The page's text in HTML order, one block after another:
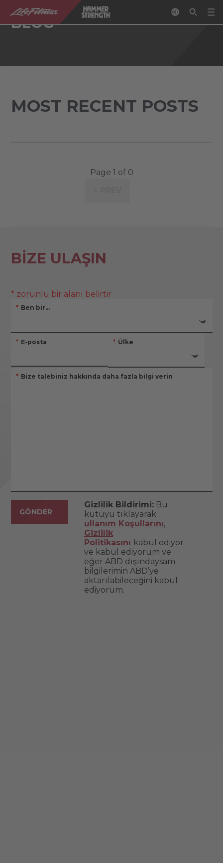
BLOG
MOST RECENT POSTS
Page 1 of 0
BIZE ULAŞIN